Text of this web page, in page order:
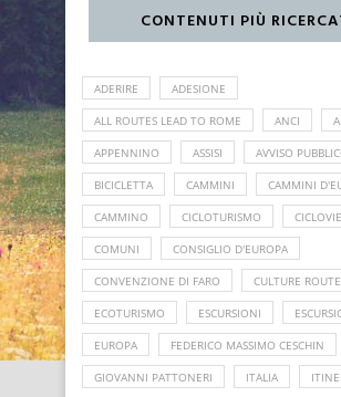
CONTENUTI PIÙ
ADERIRE ADESIONE
ALL ROUTES LEAD TO ROME ANCI
APPENNINO ASSISI AVVISO
BICICLETTA CAMMINI CAMMINI
CAMMINO CICLOTURISMO CICLOVIE
COMUNI CONSIGLIO D'EUROPA
CONVENZIONE DI FARO CULTURE
ECOTURISMO ESCURSIONI
EUROPA FEDERICO MASSIMO CESCHIN
GIOVANNI PATTONERI ITALIA